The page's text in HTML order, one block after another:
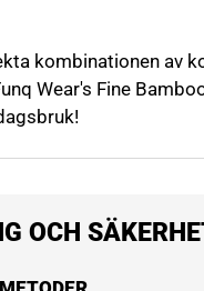
kombinationen av
Wear's Fine
OCH